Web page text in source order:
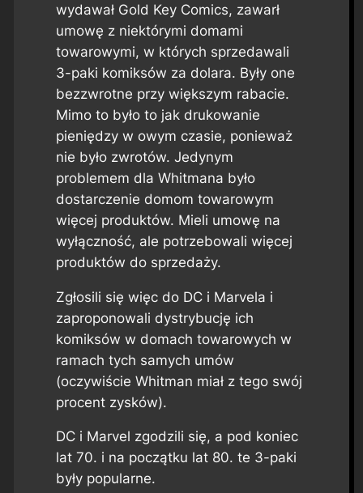
wydawał Gold Key Comics, zawarł
umowę z niektórymi domami
towarowymi, w których sprzedawali
3-paki komiksów za dolara. Były one
bezzwrotne przy większym rabacie.
Mimo to było to jak drukowanie
pieniędzy w owym czasie, ponieważ
nie było zwrotów. Jedynym
problemem dla Whitmana było
dostarczenie domom towarowym
więcej produktów. Mieli umowę na
wyłączność, ale potrzebowali więcej
produktów do sprzedaży.
Zgłosili się więc do DC i Marvela i
zaproponowali dystrybucję ich
komiksów w domach towarowych w
ramach tych samych umów
(oczywiście Whitman miał z tego swój
procent zysków).
DC i Marvel zgodzili się, a pod koniec
lat 70. i na początku lat 80. te 3-paki
były popularne.